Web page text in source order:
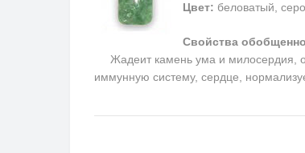
Цвет: беловатый,
Свойства
Жадеит камень ума и милосердия,
иммунную систему, сердце,